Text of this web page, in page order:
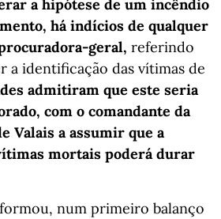
a hipótese de um incêndio
há indícios de qualquer
geral, referindo
a identificação das vítimas de
admitiram que este seria
com o comandante da
Valais a assumir que a
mortais poderá durar
num primeiro balanço